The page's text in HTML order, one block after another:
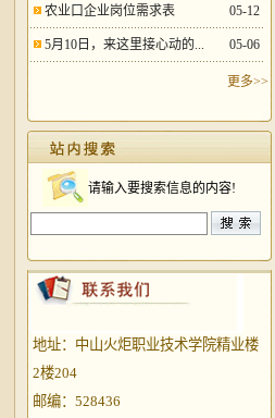
农业口企业岗位需求表 05-12
5月10日，来这里接心动的... 05-06
更多>>
请输入要搜索信息的内容!
地址：中山火炬职业技术学院精业楼
2楼204
邮编：528436